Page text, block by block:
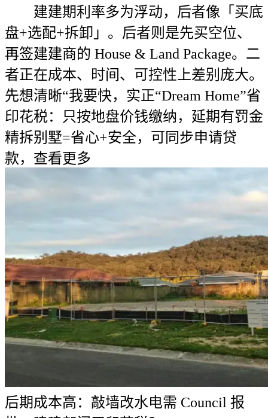
建建期利率多为浮动，后者像「买底
盘+选配+拆卸」。后者则是先买空位、
再签建建商的 House & Land Package。二
者正在成本、时间、可控性上差别庞大。
先想清晰“我要快，实正“Dream Home”省
印花税：只按地盘价钱缴纳，延期有罚金
精拆别墅=省心+安全，可同步申请贷
款，查看更多
后期成本高：敲墙改水电需 Council 报